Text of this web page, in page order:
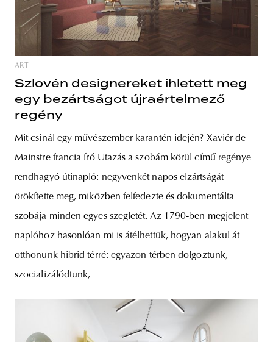
ART
Szlovén designereket ihletett meg
egy bezártságot újraértelmező
regény
Mit csinál egy művészember karantén idején? Xaviér de
Mainstre francia író Utazás a szobám körül című regénye
rendhagyó útinapló: negyvenkét napos elzártságát
örökítette meg, miközben felfedezte és dokumentálta
szobája minden egyes szegletét. Az 1790-ben megjelent
naplóhoz hasonlóan mi is átélhettük, hogyan alakul át
otthonunk hibrid térré: egyazon térben dolgoztunk,
szocializálódtunk,